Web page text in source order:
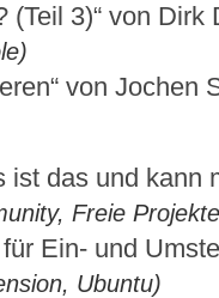
(Teil 3)“ von Dirk
von Jochen
ist das und kann
Freie
Ein- und
Ubuntu)